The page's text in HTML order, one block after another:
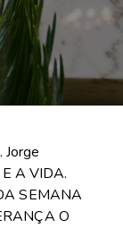
A VIDA.
SEMANA
O